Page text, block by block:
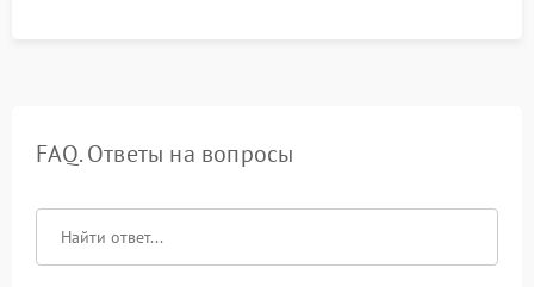
FAQ. Ответы на вопросы